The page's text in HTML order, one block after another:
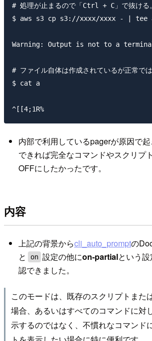
# 処理が止まるので「Ctrl + C」で抜ける。
$ aws s3 cp s3://xxxx/xxxx - | tee
Warning: Output is not to a
# ファイル自体は作成されているが正常では
$ cat a
内部で利用しているpagerが原因で起
できれば完全なコマンドやスクリプ
OFFにしたかったです。
内容
上記の背景からcli_auto_promptの
と
on 設定の他にon-partialという
認できました。
このモードは、既存のスクリプトまた
場合、あるいはすべてのコマンドに対
示するのではなく、不慣れなコマンド